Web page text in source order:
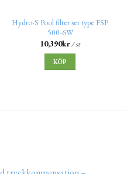
Hydro-S Pool filter set type FSP
500-6W
10,390kr / st
KÖP